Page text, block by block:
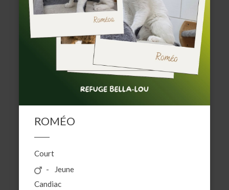
ROMÉO
Court
Jeune
Candiac